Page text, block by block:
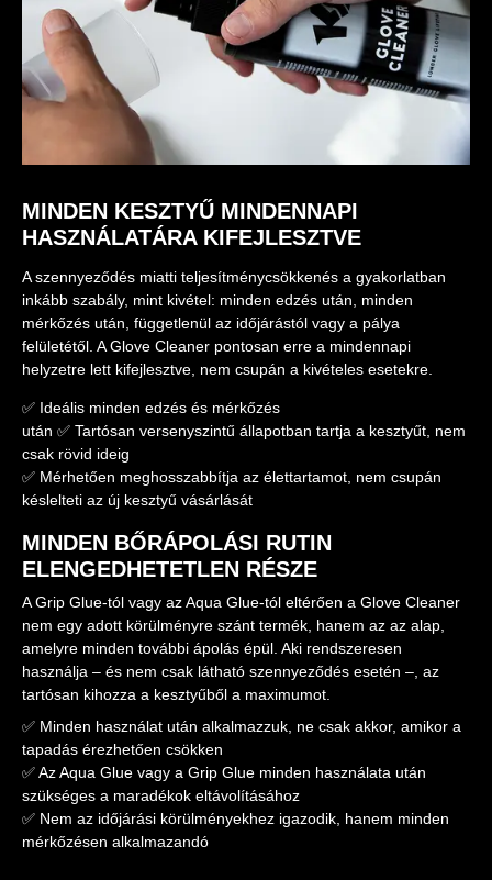
MINDEN KESZTYŰ MINDENNAPI
HASZNÁLATÁRA KIFEJLESZTVE
A szennyeződés miatti teljesítménycsökkenés a gyakorlatban
inkább szabály, mint kivétel: minden edzés után, minden
mérkőzés után, függetlenül az időjárástól vagy a pálya
felületétől. A Glove Cleaner pontosan erre a mindennapi
helyzetre lett kifejlesztve, nem csupán a kivételes esetekre.
✅ Ideális minden edzés és mérkőzés
után ✅ Tartósan versenyszintű állapotban tartja a kesztyűt, nem
csak rövid ideig
✅ Mérhetően meghosszabbítja az élettartamot, nem csupán
késlelteti az új kesztyű vásárlását
MINDEN BŐRÁPOLÁSI RUTIN
ELENGEDHETETLEN RÉSZE
A Grip Glue-tól vagy az Aqua Glue-tól eltérően a Glove Cleaner
nem egy adott körülményre szánt termék, hanem az az alap,
amelyre minden további ápolás épül. Aki rendszeresen
használja – és nem csak látható szennyeződés esetén –, az
tartósan kihozza a kesztyűből a maximumot.
✅ Minden használat után alkalmazzuk, ne csak akkor, amikor a
tapadás érezhetően csökken
✅ Az Aqua Glue vagy a Grip Glue minden használata után
szükséges a maradékok eltávolításához
✅ Nem az időjárási körülményekhez igazodik, hanem minden
mérkőzésen alkalmazandó